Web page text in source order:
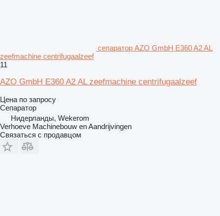
сепаратор AZO GmbH E360 A2 AL
zeefmachine centrifugaalzeef
11
AZO GmbH E360 A2 AL zeefmachine centrifugaalzeef
Цена по запросу
Сепаратор
Нидерланды, Wekerom
Verhoeve Machinebouw en Aandrijvingen
Связаться с продавцом